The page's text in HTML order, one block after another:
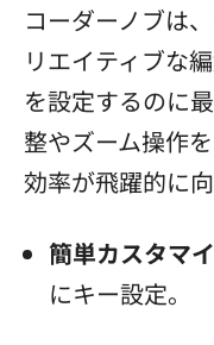
コーダーノブは
リエイティブな
を設定するのに
整やズーム操作
効率が飛躍的に向
簡単カスタマ
にキー設定。